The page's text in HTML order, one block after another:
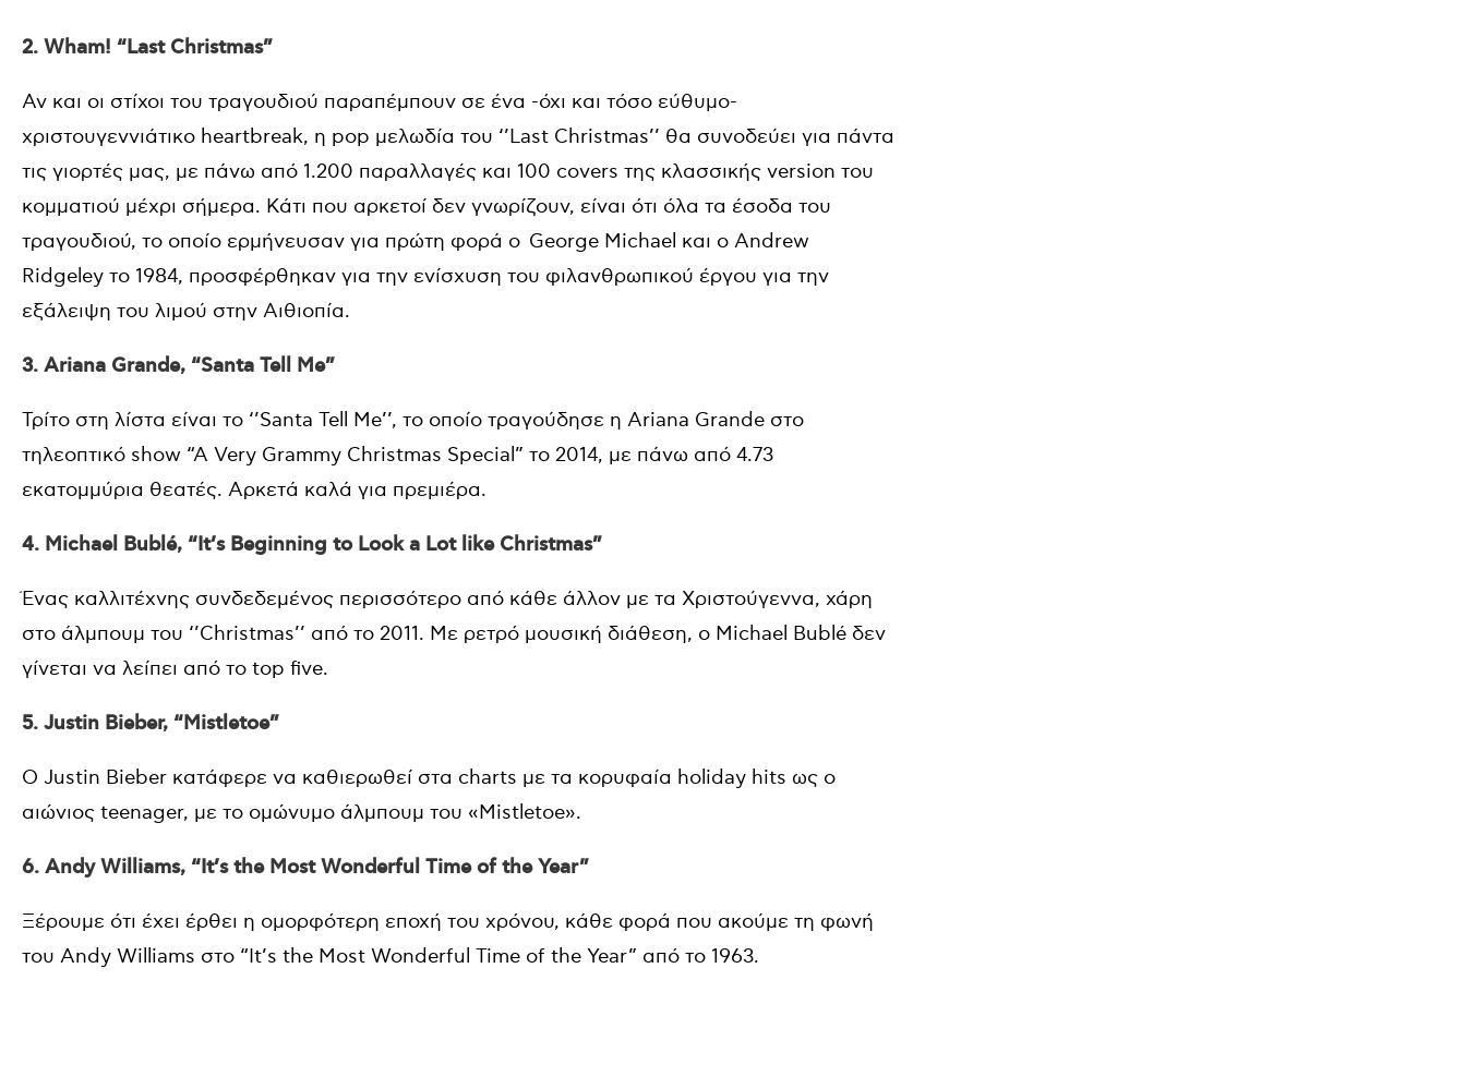
2. Wham! “Last Christmas”
Αν και οι στίχοι του τραγουδιού παραπέμπουν σε ένα -όχι και τόσο εύθυμο-
χριστουγεννιάτικο heartbreak, η pop μελωδία του ‘’Last Christmas’’ θα συνοδεύει για πάντα
τις γιορτές μας, με πάνω από 1.200 παραλλαγές και 100 covers της κλασσικής version του
κομματιού μέχρι σήμερα. Κάτι που αρκετοί δεν γνωρίζουν, είναι ότι όλα τα έσοδα του
τραγουδιού, το οποίο ερμήνευσαν για πρώτη φορά ο George Michael και ο Andrew
Ridgeley το 1984, προσφέρθηκαν για την ενίσχυση του φιλανθρωπικού έργου για την
εξάλειψη του λιμού στην Αιθιοπία.
3. Ariana Grande, “Santa Tell Me”
Τρίτο στη λίστα είναι το ‘’Santa Tell Me’’, το οποίο τραγούδησε η Ariana Grande στο
τηλεοπτικό show “A Very Grammy Christmas Special” το 2014, με πάνω από 4.73
εκατομμύρια θεατές. Αρκετά καλά για πρεμιέρα.
4. Michael Bublé, “It’s Beginning to Look a Lot like Christmas”
Ένας καλλιτέχνης συνδεδεμένος περισσότερο από κάθε άλλον με τα Χριστούγεννα, χάρη
στο άλμπουμ του ‘’Christmas’’ από το 2011. Με ρετρό μουσική διάθεση, o Michael Bublé δεν
γίνεται να λείπει από το top five.
5. Justin Bieber, “Mistletoe”
O Justin Bieber κατάφερε να καθιερωθεί στα charts με τα κορυφαία holiday hits ως ο
αιώνιος teenager, με το ομώνυμο άλμπουμ του «Mistletoe».
6. Andy Williams, “It’s the Most Wonderful Time of the Year”
Ξέρουμε ότι έχει έρθει η ομορφότερη εποχή του χρόνου, κάθε φορά που ακούμε τη φωνή
του Andy Williams στο “It’s the Most Wonderful Time of the Year” από το 1963.